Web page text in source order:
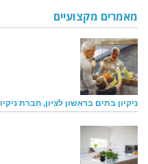
מאמרים מקצועיים
ניקיון בתים בראשון לציון, חברת